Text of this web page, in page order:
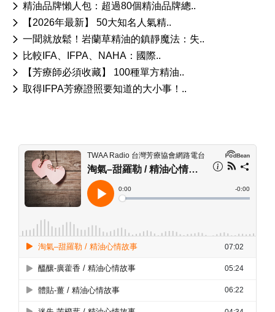
精油品牌懶人包：超過80個精油品牌總..
【2026年最新】 50大知名人氣精..
一聞就放鬆！岩蘭草精油的鎮靜魔法：失..
比較IFA、IFPA、NAHA：國際..
【芳療師必須收藏】 100種單方精油..
取得IFPA芳療證照要知道的大小事！..